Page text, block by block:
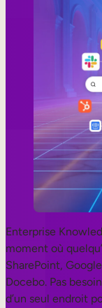
Enterprise
moment où
SharePoint,
Docebo. Pas
d’un seul endroit